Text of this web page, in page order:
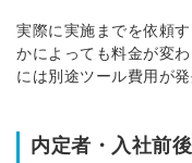
実際に実施までを依頼
かによっても料金が変
には別途ツール費用が
内定者・入社前